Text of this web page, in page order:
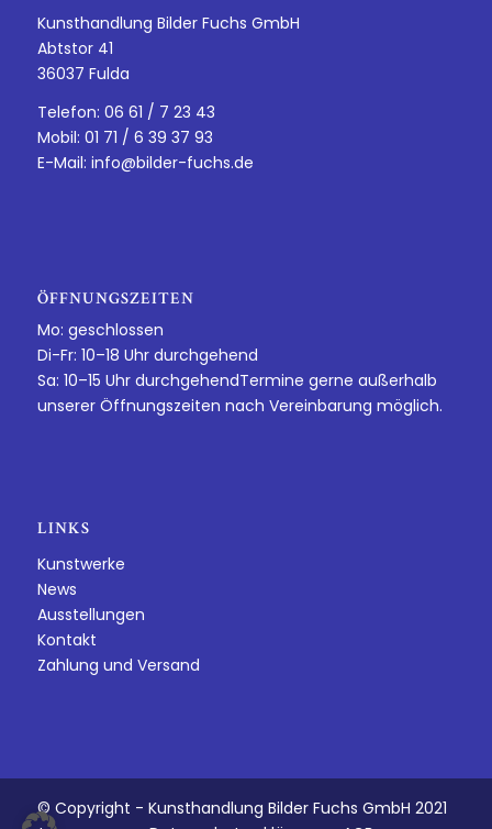
Kunsthandlung Bilder Fuchs GmbH
Abtstor 41
36037 Fulda
Telefon: 06 61 / 7 23 43
Mobil: 01 71 / 6 39 37 93
E-Mail: info@bilder-fuchs.de
ÖFFNUNGSZEITEN
Mo: geschlossen
Di-Fr: 10–18 Uhr durchgehend
Sa: 10–15 Uhr durchgehendTermine gerne außerhalb
unserer Öffnungszeiten nach Vereinbarung möglich.
LINKS
Kunstwerke
News
Ausstellungen
Kontakt
Zahlung und Versand
© Copyright - Kunsthandlung Bilder Fuchs GmbH 2021